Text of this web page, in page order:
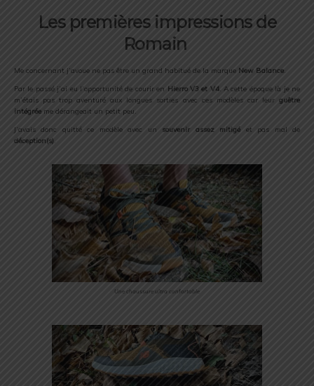
Les premières impressions de
Romain
Me concernant j’avoue ne pas être un grand habitué de la marque New Balance.
Par le passé j’ai eu l’opportunité de courir en Hierro V3 et V4. A cette époque là je ne
m’étais pas trop aventuré aux longues sorties avec ces modèles car leur guêtre
intégrée me dérangeait un petit peu.
J’avais donc quitté ce modèle avec un souvenir assez mitigé et pas mal de
déception(s)
Une chaussure ultra confortable